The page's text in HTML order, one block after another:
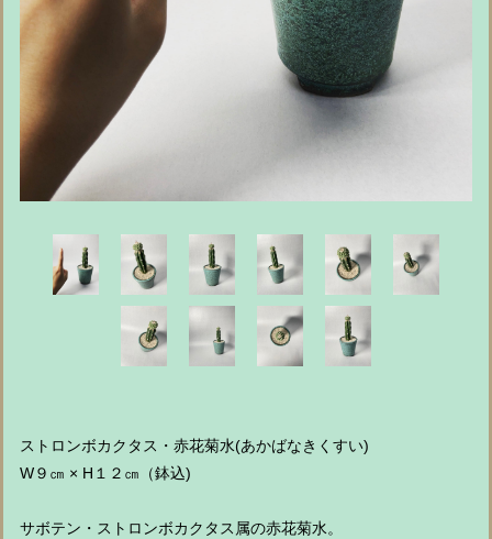
ストロンボカクタス・赤花菊水(あかばなきくすい)
W９㎝ × H１２㎝（鉢込)
サボテン・ストロンボカクタス属の赤花菊水。